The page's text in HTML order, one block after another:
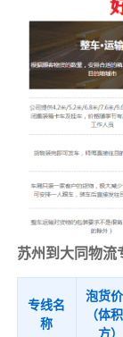
苏州到大同物流
专线名
称
泡货
（体
方）